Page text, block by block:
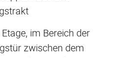
im Bereich der
zwischen dem